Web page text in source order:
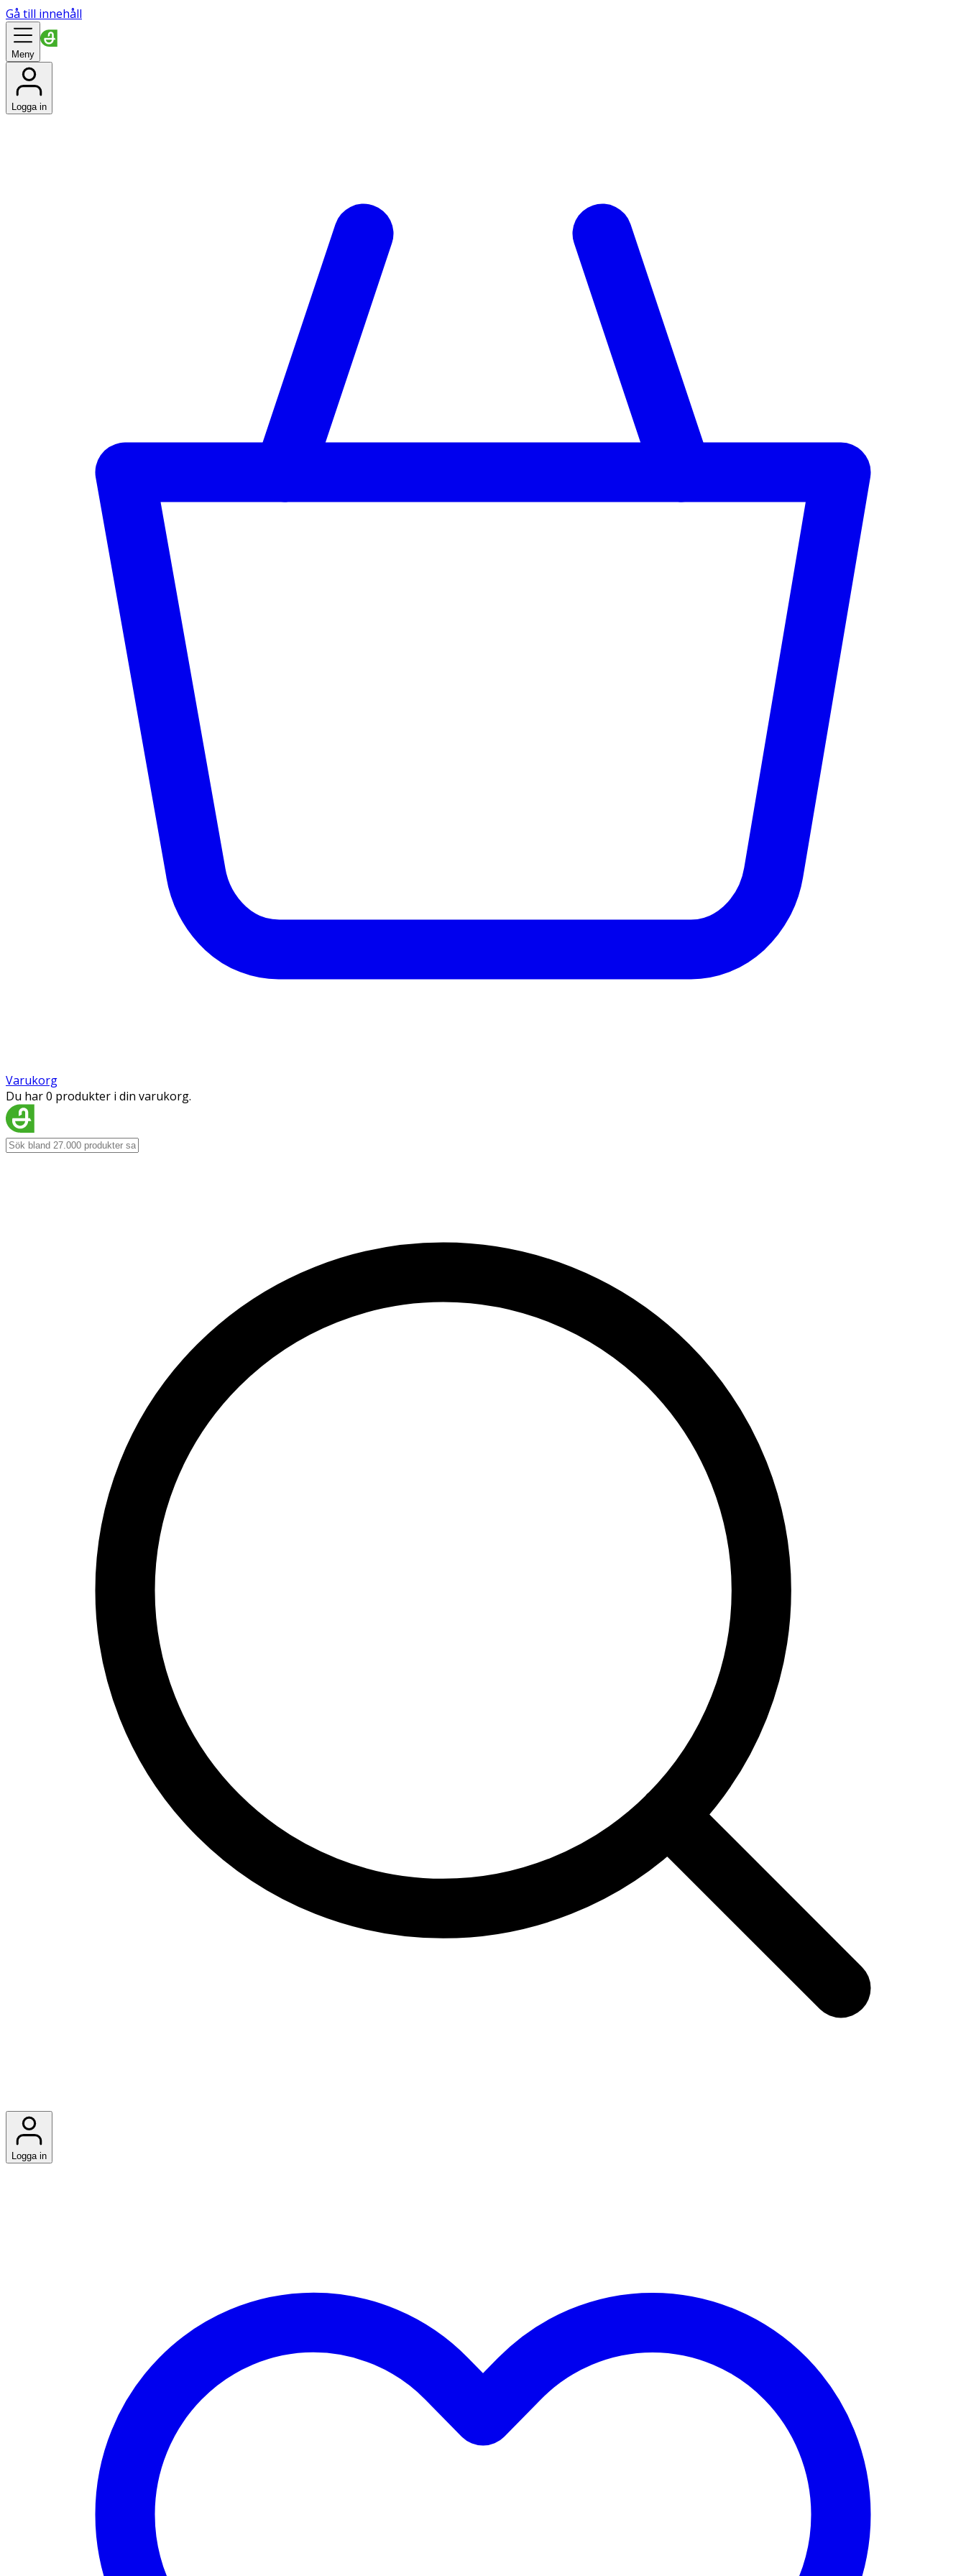
Gå till innehåll
Meny
Logga in
Varukorg
Du har 0 produkter i din varukorg.
Logga in